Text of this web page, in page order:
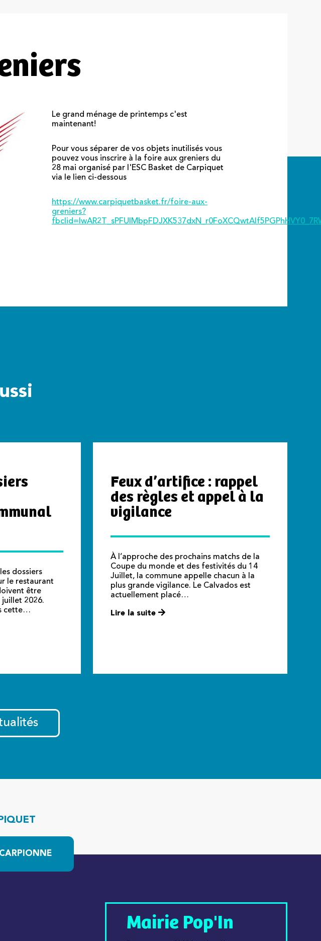
Le grand ménage de printemps c'est
maintenant!
Pour vous séparer de vos objets inutilisés vous
pouvez vous inscrire à la foire aux greniers du
28 mai organisé par l'ESC Basket de Carpiquet
via le lien ci-dessous
https://www.carpiquetbasket.fr/foire-aux-
greniers?
dossiers
le restaurant
être
juillet 2026.
cette…
Feux d’artifice : rappel
des règles et appel à la
vigilance
À l’approche des prochains matchs de la
Coupe du monde et des festivités du 14
Juillet, la commune appelle chacun à la
plus grande vigilance. Le Calvados est
actuellement placé…
Lire la suite
Mairie Pop'In